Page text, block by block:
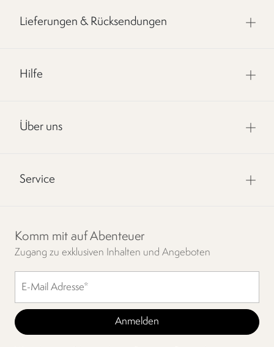
Lieferungen & Rücksendungen
Hilfe
Über uns
Service
Komm mit auf Abenteuer
Zugang zu exklusiven Inhalten und Angeboten